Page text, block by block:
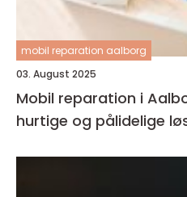
mobil reparation aalborg
03. August 2025
Mobil reparation i
hurtige og pålidelige